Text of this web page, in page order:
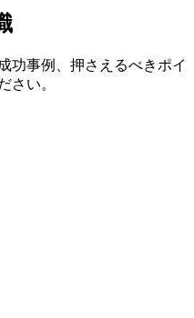
功事例、押さえるべきポイ
さい。​